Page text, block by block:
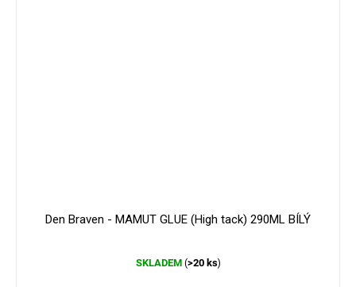
Den Braven - MAMUT GLUE (High tack) 290ML BÍLÝ
hodnocení
SKLADEM (>20 ks)